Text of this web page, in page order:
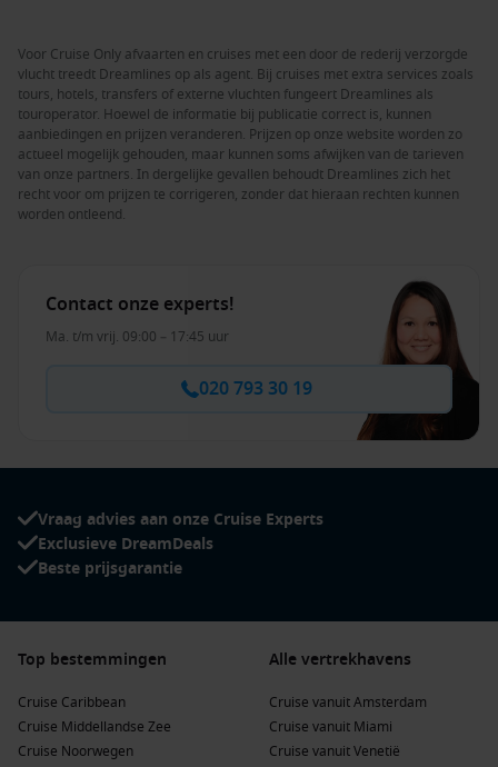
Voor Cruise Only afvaarten en cruises met een door de rederij verzorgde
vlucht treedt Dreamlines op als agent. Bij cruises met extra services zoals
tours, hotels, transfers of externe vluchten fungeert Dreamlines als
touroperator. Hoewel de informatie bij publicatie correct is, kunnen
aanbiedingen en prijzen veranderen. Prijzen op onze website worden zo
actueel mogelijk gehouden, maar kunnen soms afwijken van de tarieven
van onze partners. In dergelijke gevallen behoudt Dreamlines zich het
recht voor om prijzen te corrigeren, zonder dat hieraan rechten kunnen
worden ontleend.
Contact onze experts!
Ma. t/m vrij. 09:00 – 17:45 uur
020 793 30 19
Vraag advies aan onze Cruise Experts
Exclusieve DreamDeals
Beste prijsgarantie
Top bestemmingen
Cruise Caribbean
Cruise Middellandse Zee
Cruise Noorwegen
Alle vertrekhavens
Cruise vanuit Amsterdam
Cruise vanuit Miami
Cruise vanuit Venetië